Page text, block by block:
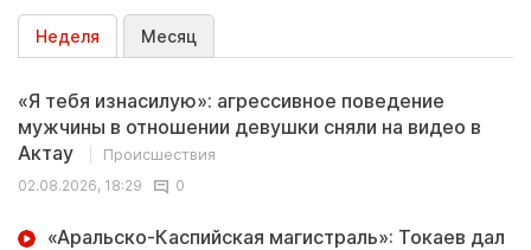
Неделя Месяц
«Я тебя изнасилую»: агрессивное поведение
мужчины в отношении девушки сняли на видео в
Актау
Происшествия
02.08.2026, 18:29
0
«Аральско-Каспийская магистраль»: Токаев дал